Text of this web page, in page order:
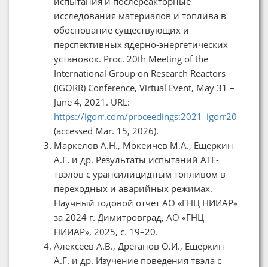
исследования материалов и топлива в
обоснование существующих и
перспективных ядерно-энергетических
установок. Proc. 20th Meeting of the
International Group on Research Reactors
(IGORR) Conference, Virtual Event, May 31 –
June 4, 2021. URL:
https://igorr.com/proceedings:2021_igorr20
(accessed Mar. 15, 2026).
Маркелов А.Н., Мокеичев М.А., Ещеркин
А.Г. и др. Результаты испытаний ATF-
твэлов с урансилицидным топливом в
переходных и аварийных режимах.
Научный годовой отчет АО «ГНЦ НИИАР»
за 2024 г. Димитровград, АО «ГНЦ
НИИАР», 2025, с. 19–20.
Алексеев А.В., Дреганов О.И., Ещеркин
А.Г. и др. Изучение поведения твэла с